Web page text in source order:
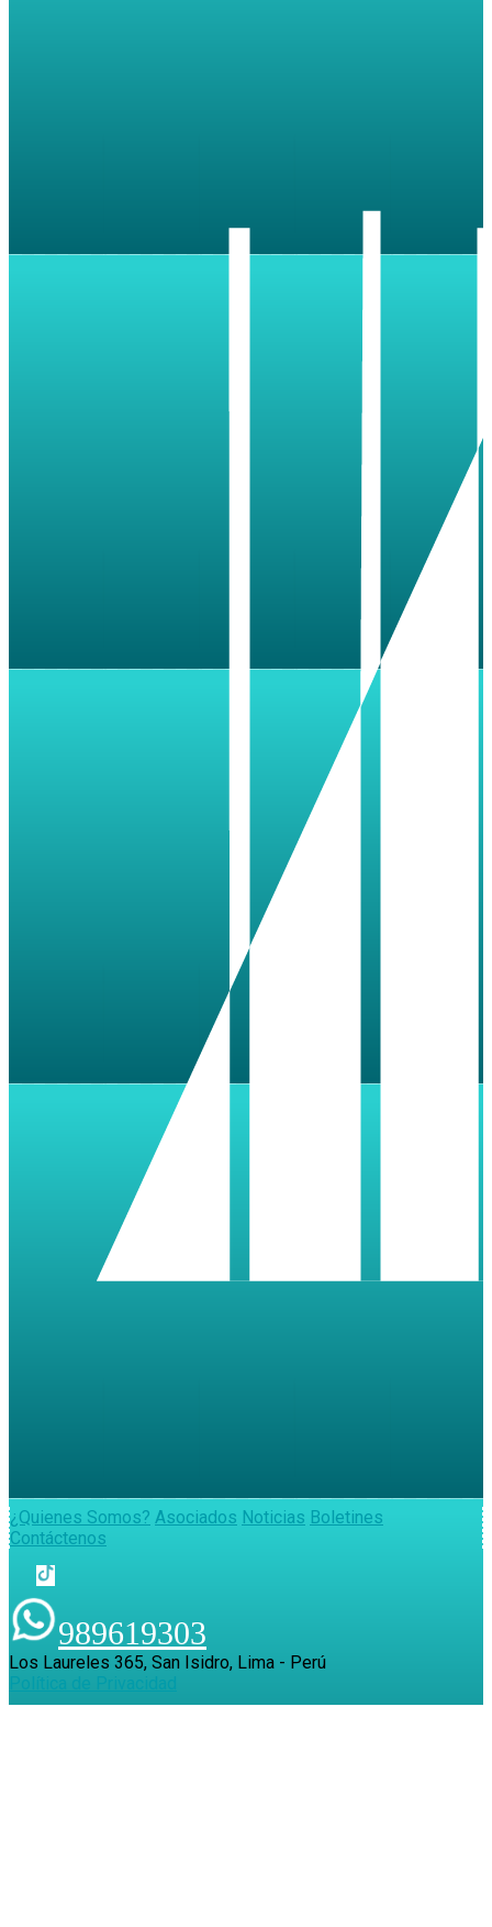
¿Quienes Somos? Asociados Noticias Boletines
Contáctenos
989619303
Los Laureles 365, San Isidro, Lima - Perú
Política de Privacidad